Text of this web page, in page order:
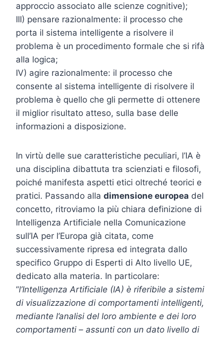
approccio associato alle scienze cognitive);
III) pensare razionalmente: il processo che
porta il sistema intelligente a risolvere il
problema è un procedimento formale che si rifà
alla logica;
IV) agire razionalmente: il processo che
consente al sistema intelligente di risolvere il
problema è quello che gli permette di ottenere
il miglior risultato atteso, sulla base delle
informazioni a disposizione.
In virtù delle sue caratteristiche peculiari, l’IA è
una disciplina dibattuta tra scienziati e filosofi,
poiché manifesta aspetti etici oltreché teorici e
pratici. Passando alla dimensione europea del
concetto, ritroviamo la più chiara definizione di
Intelligenza Artificiale nella Comunicazione
sull’IA per l’Europa già citata, come
successivamente ripresa ed integrata dallo
specifico Gruppo di Esperti di Alto livello UE,
dedicato alla materia. In particolare:
“l’Intelligenza Artificiale (IA) è riferibile a sistemi
di visualizzazione di comportamenti intelligenti,
mediante l’analisi del loro ambiente e dei loro
comportamenti – assunti con un dato livello di